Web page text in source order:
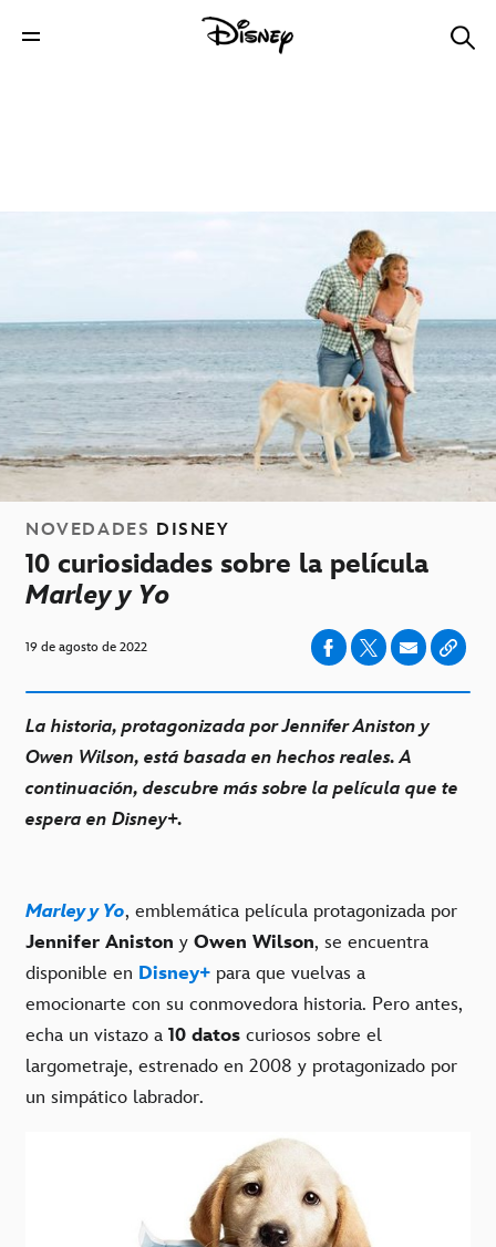
NOVEDADES DISNEY
10 curiosidades sobre la película
Marley y Yo
19 de agosto de 2022
La historia, protagonizada por Jennifer Aniston y
Owen Wilson, está basada en hechos reales. A
continuación, descubre más sobre la película que te
espera en Disney+.
Marley y Yo, emblemática película protagonizada por
Jennifer Aniston y Owen Wilson, se encuentra
disponible en Disney+ para que vuelvas a
emocionarte con su conmovedora historia. Pero antes,
echa un vistazo a 10 datos curiosos sobre el
largometraje, estrenado en 2008 y protagonizado por
un simpático labrador.